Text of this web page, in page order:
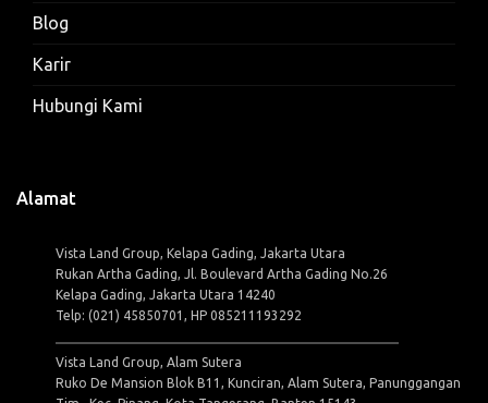
Blog
Karir
Hubungi Kami
Alamat
Vista Land Group, Kelapa Gading, Jakarta Utara
Rukan Artha Gading, Jl. Boulevard Artha Gading No.26
Kelapa Gading, Jakarta Utara 14240
Telp: (021) 45850701, HP 085211193292
Vista Land Group, Alam Sutera
Ruko De Mansion Blok B11, Kunciran, Alam Sutera, Panunggangan